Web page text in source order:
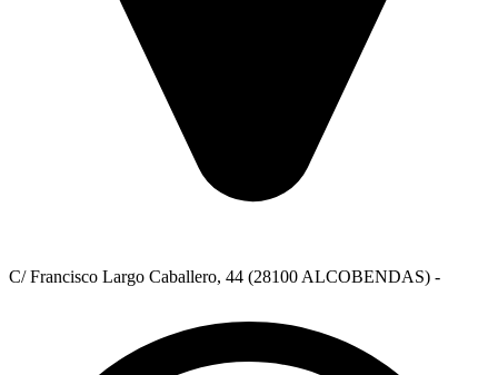
C/ Francisco Largo Caballero, 44 (28100 ALCOBENDAS) -